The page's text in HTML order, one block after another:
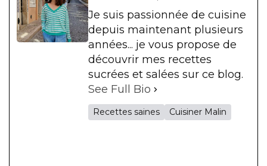
Je suis passionnée de cuisine
depuis maintenant plusieurs
années... je vous propose de
découvrir mes recettes
sucrées et salées sur ce blog.
See Full Bio
Recettes saines Cuisiner Malin